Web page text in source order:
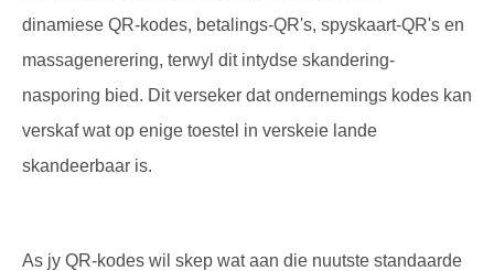
dinamiese QR-kodes, betalings-QR's, spyskaart-QR's en
massagenerering, terwyl dit intydse skandering-
nasporing bied. Dit verseker dat ondernemings kodes kan
verskaf wat op enige toestel in verskeie lande
skandeerbaar is.
As jy QR-kodes wil skep wat aan die nuutste standaarde